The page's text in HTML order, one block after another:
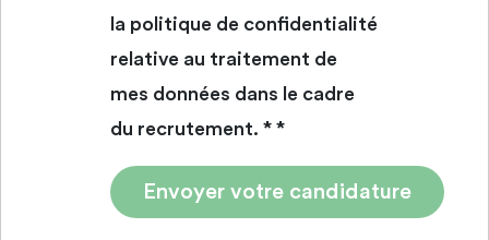
la politique de confidentialité
relative au traitement de
mes données dans le cadre
du recrutement. * *